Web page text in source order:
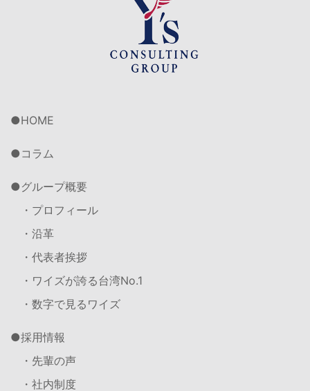
HOME
コラム
グループ概要
・プロフィール
・沿革
・代表者挨拶
・ワイズが誇る台湾No.1
・数字で見るワイズ
採用情報
・先輩の声
・社内制度